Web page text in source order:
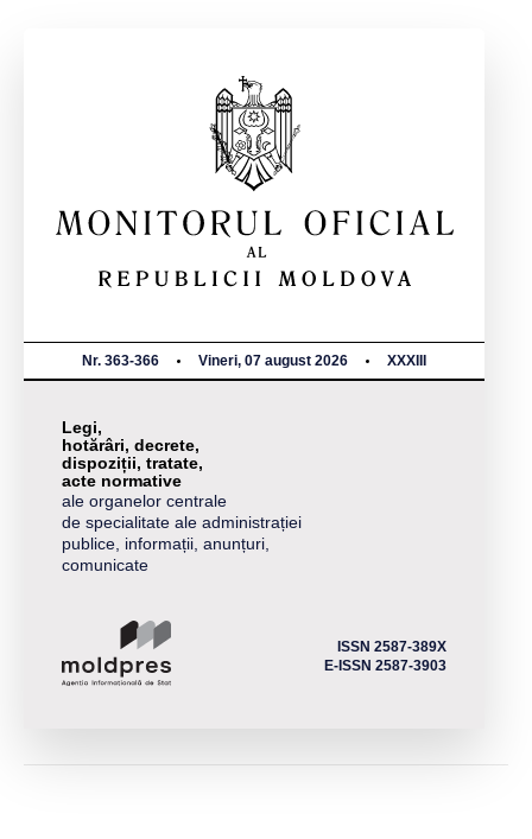
Nr. 363-366 Vineri, 07 august 2026 XXXIII
Legi,
hotărâri, decrete,
dispoziții, tratate,
acte normative
ale organelor centrale
de specialitate ale administrației
publice, informații, anunțuri,
comunicate
ISSN 2587-389X
E-ISSN 2587-3903